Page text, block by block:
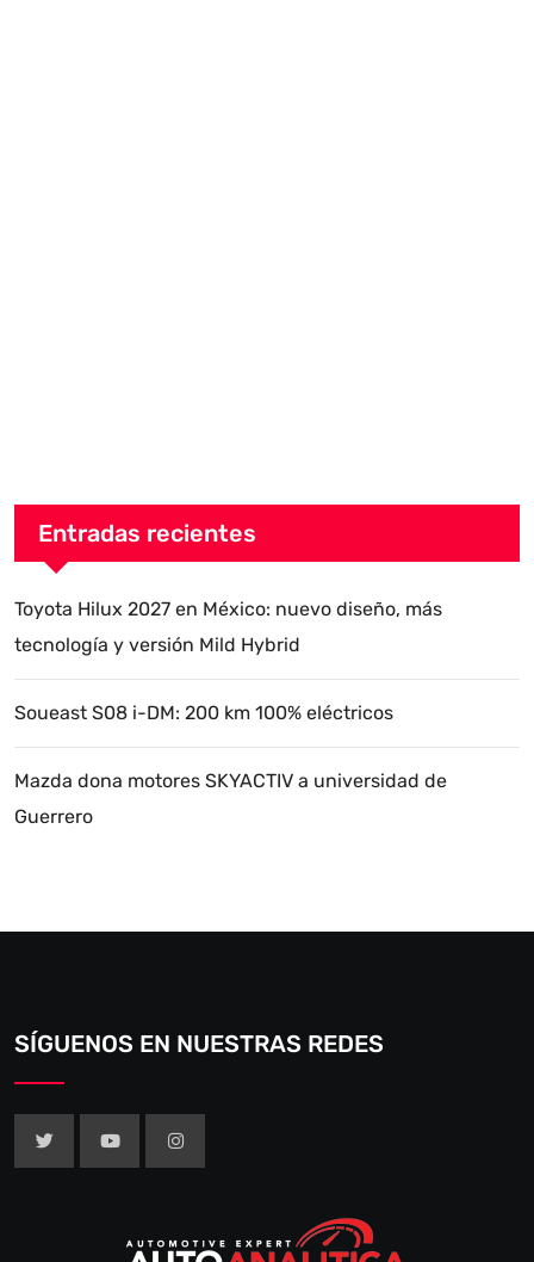
Entradas recientes
Toyota Hilux 2027 en México: nuevo diseño, más
tecnología y versión Mild Hybrid
Soueast S08 i-DM: 200 km 100% eléctricos
Mazda dona motores SKYACTIV a universidad de
Guerrero
SÍGUENOS EN NUESTRAS REDES